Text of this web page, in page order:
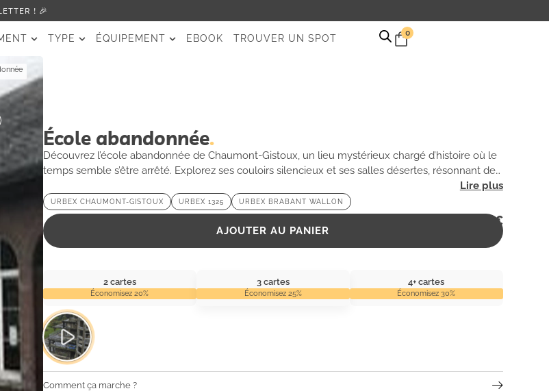
! 🎉
TYPE ÉQUIPEMENT EBOOK TROUVER UN SPOT
0
École abandonnée
Découvrez l’école abandonnée de Chaumont-Gistoux, un lieu mystérieux chargé d’histoire où le
temps semble s’être arrêté. Explorez ses couloirs silencieux et ses salles désertes, résonnant de
URBEX CHAUMONT-GISTOUX URBEX 1325 URBEX BRABANT WALLON
2,99€
AJOUTER AU PANIER
2 cartes
Économisez 20%
3 cartes
Économisez 25%
4+ cartes
Économisez 30%
Comment ça marche ?